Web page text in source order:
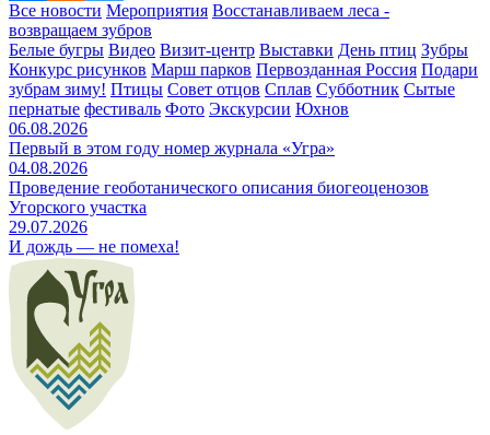
Все новости Мероприятия Восстанавливаем леса -
возвращаем зубров
Белые бугры Видео Визит-центр Выставки День птиц Зубры
Конкурс рисунков Марш парков Первозданная Россия Подари
зубрам зиму! Птицы Совет отцов Сплав Субботник Сытые
пернатые фестиваль Фото Экскурсии Юхнов
06.08.2026
Первый в этом году номер журнала «Угра»
04.08.2026
Проведение геоботанического описания биогеоценозов
Угорского участка
29.07.2026
И дождь — не помеха!